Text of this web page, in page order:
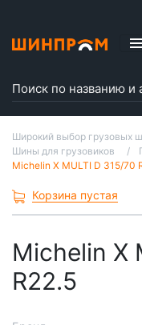
Широкий выбор грузовых
Шины для грузовиков
Michelin X MULTI D 315/70
Корзина пустая
Michelin X
R22.5